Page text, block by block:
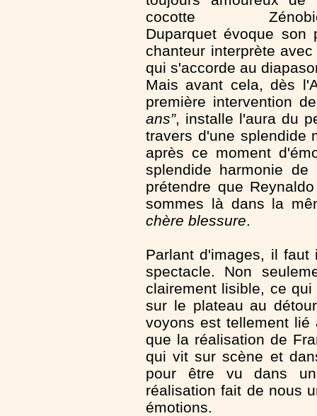
cocotte
Duparquet évoque
chanteur interprète
qui s'accorde au
Mais avant cela, dès
première intervention
ans”, installe l'aura du
travers d'une splendide
après ce moment
splendide harmonie
prétendre que
sommes là dans la
chère blessure.
Parlant d'images, il
spectacle. Non
clairement lisible, ce
sur le plateau au
voyons est tellement
que la réalisation de
qui vit sur scène et
pour être vu dans un
réalisation fait de nous
émotions.